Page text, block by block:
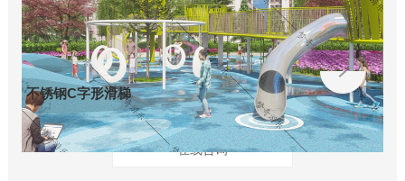
不锈钢C字形滑梯
在线咨询